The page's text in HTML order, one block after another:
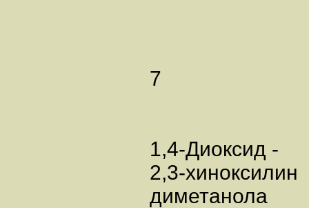
7
1,4-Диоксид -
2,3-хиноксилин
диметанола